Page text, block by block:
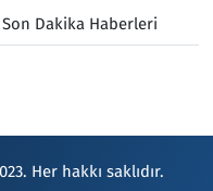
Son Dakika Haberleri
Her hakkı saklıdır.